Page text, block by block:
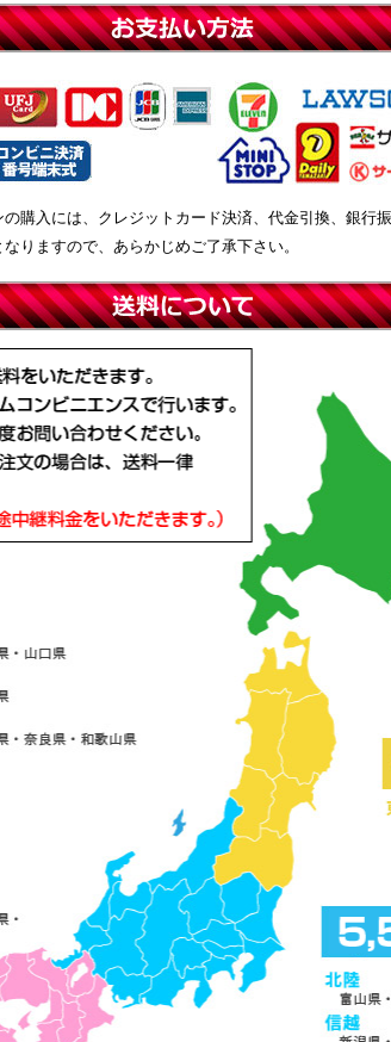
購入には、クレジットカード決済、代金引換、銀行
りますので、あらかじめご了承下さい。